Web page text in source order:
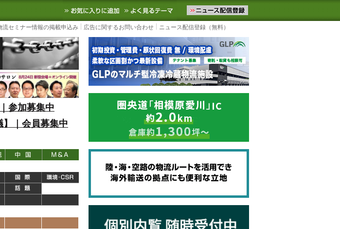
サイト
SCMなど国内外の最新の物流ニュースをお届けします。物流ニュースメール配信を登録す
お気に入りに追加 よく見るテーマ
流セミナー情報の掲載申込み 広告に関するお問い合わせ ニュース配信登録（無料）
参加募集中
｜会員募集中